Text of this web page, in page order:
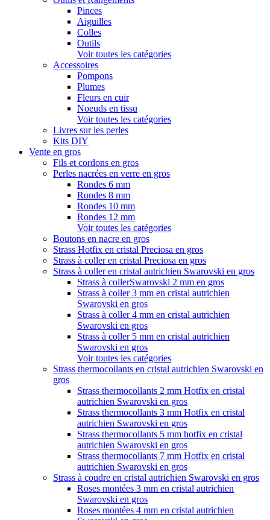
Pinces
Aiguilles
Colles
Outils
Voir toutes les catégories
Accessoires
Pompons
Plumes
Fleurs en cuir
Noeuds en tissu
Voir toutes les catégories
Livres sur les perles
Kits DIY
Vente en gros
Fils et cordons en gros
Perles nacrées en verre en gros
Rondes 6 mm
Rondes 8 mm
Rondes 10 mm
Rondes 12 mm
Voir toutes les catégories
Boutons en nacre en gros
Strass Hotfix en cristal Preciosa en gros
Strass à coller en cristal Preciosa en gros
Strass à coller en cristal autrichien Swarovski en gros
Strass à collerSwarovski 2 mm en gros
Strass à coller 3 mm en cristal autrichien
Swarovski en gros
Strass à coller 4 mm en cristal autrichien
Swarovski en gros
Strass à coller 5 mm en cristal autrichien
Swarovski en gros
Voir toutes les catégories
Strass thermocollants en cristal autrichien Swarovski en
gros
Strass thermocollants 2 mm Hotfix en cristal
autrichien Swarovski en gros
Strass thermocollants 3 mm Hotfix en cristal
autrichien Swarovski en gros
Strass thermocollants 5 mm hotfix en cristal
autrichien Swarovski en gros
Strass thermocollants 7 mm Hotfix en cristal
autrichien Swarovski en gros
Strass à coudre en cristal autrichien Swarovski en gros
Roses montées 3 mm en cristal autrichien
Swarovski en gros
Roses montées 4 mm en cristal autrichien